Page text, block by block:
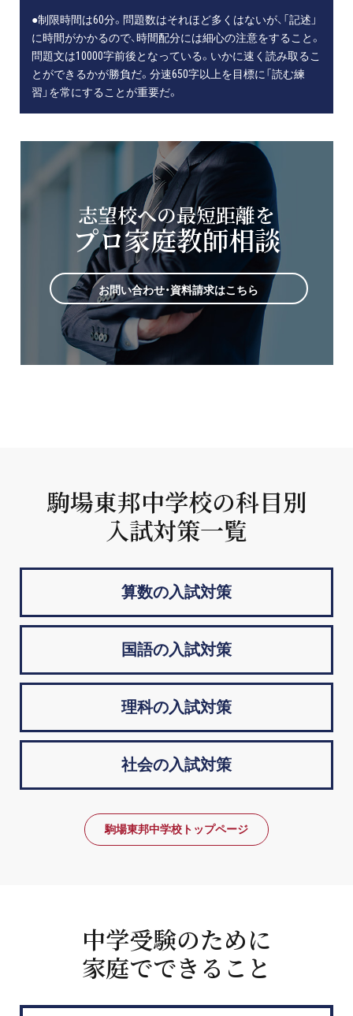
●制限時間は60分。問題数はそれほど多くはないが、「記述」
に時間がかかるので、時間配分には細心の注意をすること。
問題文は10000字前後となっている。いかに速く読み取るこ
とができるかが勝負だ。分速650字以上を目標に「読む練
習」を常にすることが重要だ。
志望校への最短距離を
プロ家庭教師相談
お問い合わせ・資料請求はこちら
駒場東邦中学校の科目別
入試対策一覧
算数の入試対策
国語の入試対策
理科の入試対策
社会の入試対策
駒場東邦中学校トップページ
中学受験のために
家庭でできること